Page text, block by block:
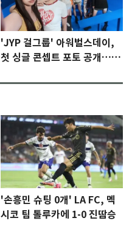
'JYP 걸그룹' 아워벌스데이,
첫 싱글 콘셉트 포토 공개…청
'손흥민 슈팅 0개' LA FC, 멕
시코 팀 톨루카에 1-0 진땀승